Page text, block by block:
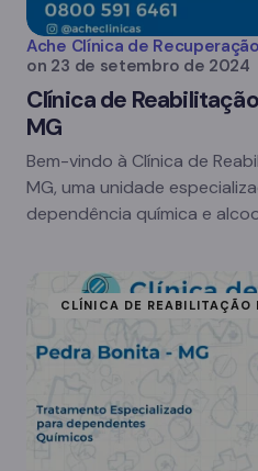
Ache Clínica de Recuperação
on 23 de setembro de 2024
Clínica de
MG
Bem-vindo à Clínica de
MG, uma unidade
dependência química e
CLÍNICA DE REABILITAÇÃO